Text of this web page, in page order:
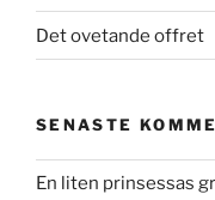
Det ovetande offret
SENASTE
En liten prinsessas